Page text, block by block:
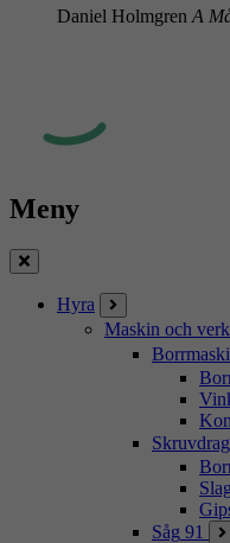
Daniel Holmgren A
Meny
Stäng
Hyra
Maskin och
Såg 91